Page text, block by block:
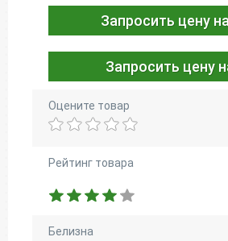
Запросить цену
Запросить цену
Оцените товар
Рейтинг товара
Белизна